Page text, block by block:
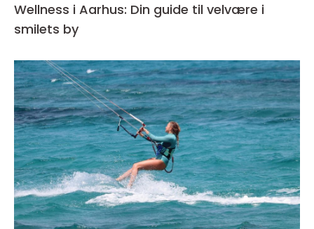
Wellness i Aarhus: Din guide til velvære i
smilets by